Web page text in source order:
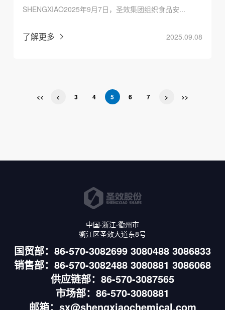
SHENGXIAO2025年9月7日，圣效集团组织食品安...
了解更多 2025.09.08
<< < 3 4 5 6 7 > >>
中国·浙江·衢州市
衢江区圣效大道东8号
国贸部：86-570-3082699 3080488 3086833
销售部：86-570-3082488 3080881 3086068
供应链部：86-570-3087565
市场部：86-570-3080881
邮箱：sx@shengxiaochemical.com